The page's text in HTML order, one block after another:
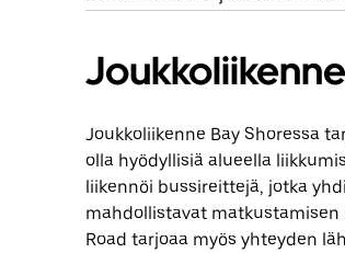
Joukkoliikenne
Joukkoliikenne Bay Shoressa
olla hyödyllisiä alueella
liikennöi bussireittejä, jotka
mahdollistavat matkustamisen
Road tarjoaa myös yhteyden